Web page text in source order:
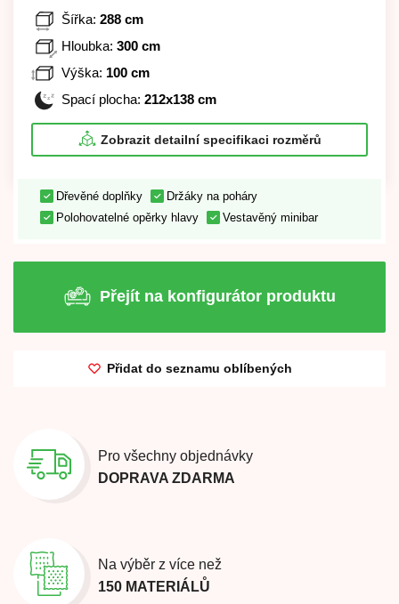
Šířka: 288 cm
Hloubka: 300 cm
Výška: 100 cm
Spací plocha: 212x138 cm
Zobrazit detailní specifikaci rozměrů
Dřevěné doplňky
Držáky na poháry
Polohovatelné opěrky hlavy
Vestavěný minibar
Přejít na konfigurátor produktu
Přidat do seznamu oblíbených
Pro všechny objednávky
DOPRAVA ZDARMA
Na výběr z více než
150 MATERIÁLŮ